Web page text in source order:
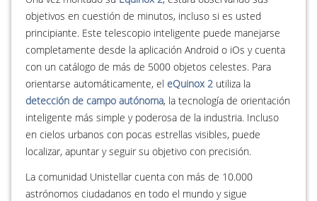
objetivos en cuestión de minutos, incluso si es usted
principiante. Este telescopio inteligente puede manejarse
completamente desde la aplicación Android o iOs y cuenta
con un catálogo de más de 5000 objetos celestes. Para
orientarse automáticamente, el eQuinox 2 utiliza la
detección de campo autónoma, la tecnología de orientación
inteligente más simple y poderosa de la industria. Incluso
en cielos urbanos con pocas estrellas visibles, puede
localizar, apuntar y seguir su objetivo con precisión.
La comunidad Unistellar cuenta con más de 10.000
astrónomos ciudadanos en todo el mundo y sigue